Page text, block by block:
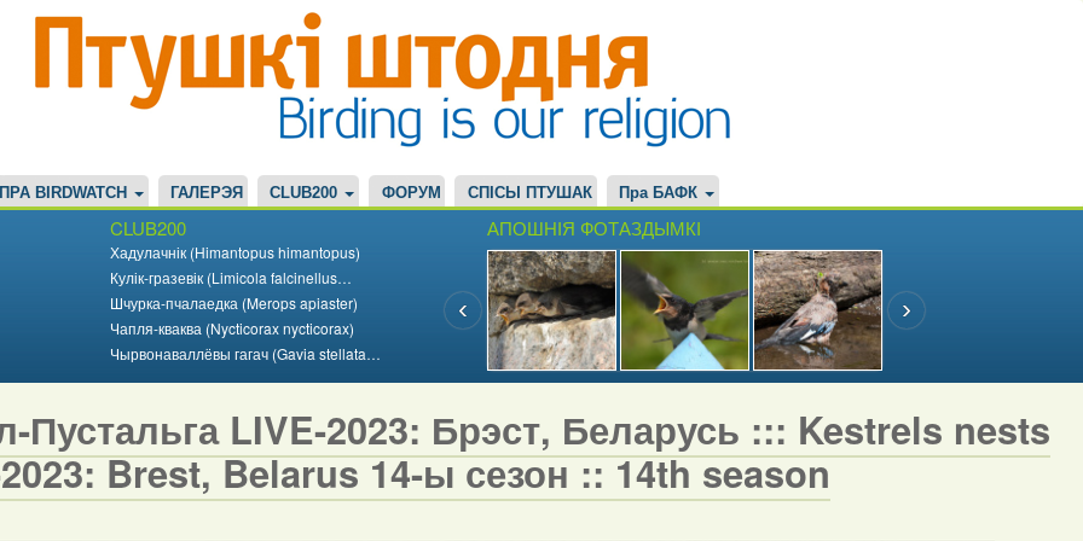
ПРА BIRDWATCH ГАЛЕРЭЯ CLUB200 ФОРУМ СПІСЫ ПТУШАК Пра БАФК
CLUB200
Хадулачнік (Himantopus himantopus)
Кулік-гразевік (Limicola falcinellus…
Шчурка-пчалаедка (Merops apiaster)
Чапля-кваква (Nycticorax nycticorax)
Чырвонаваллёвы гагач (Gavia stellata…
АПОШНІЯ ФОТАЗДЫМКІ
Пустальга LIVE-2023: Брэст, Беларусь ::: Kestrels nests
Brest, Belarus 14-ы сезон :: 14th season